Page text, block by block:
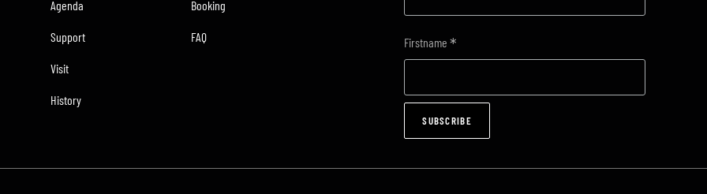
Agenda
Support
Visit
History
Booking
FAQ Firstname*